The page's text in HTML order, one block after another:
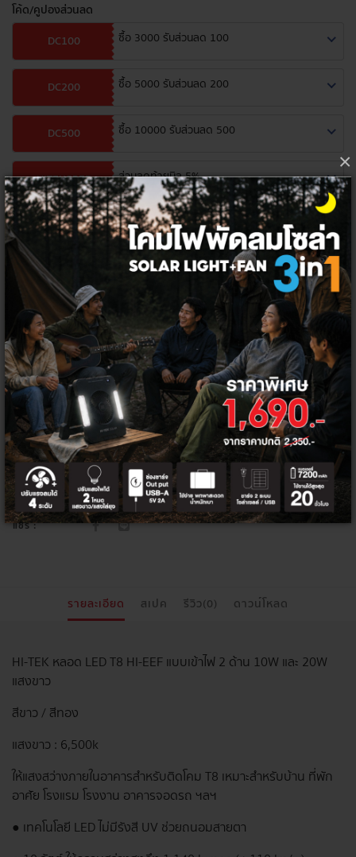
×
โค้ด/คูปองส่วนลด
DC100 ซื้อ 3000 รับส่วนลด 100
DC200 ซื้อ 5000 รับส่วนลด 200
DC500 ซื้อ 10000 รับส่วนลด 500
HITEK5PER ส่วนลดท้ายบิล 5%
จำนวน
เพิ่มลงตะกร้า ซื้อเลย
กลุ่มสินค้า: หลอดไฟ
ประเภทสินค้า: หลอดไฟ แอล อี ดี
หมวดสินค้า: หลอดไฟ แอลอีดี ขั้วเสียบ G13
TAGS : ห้องต่างๆ
แชร์ :
รายละเอียด สเปค รีวิว(0) ดาวน์โหลด
HI-TEK หลอด LED T8 HI-EEF แบบเข้าไฟ 2 ด้าน 10W และ 20W
แสงขาว
สีขาว / สีทอง
แสงขาว : 6,500k
ให้แสงสว่างภายในอาคารสำหรับติดโคม T8 เหมาะสำหรับบ้าน ที่พัก
อาศัย โรงแรม โรงงาน อาคารจอดรถ ฯลฯ
● เทคโนโลยี LED ไม่มีรังสี UV ช่วยถนอมสายตา